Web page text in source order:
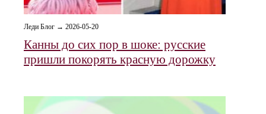
Леди Блог → 2026-05-20
Канны до сих пор в шоке: русские
пришли покорять красную дорожку